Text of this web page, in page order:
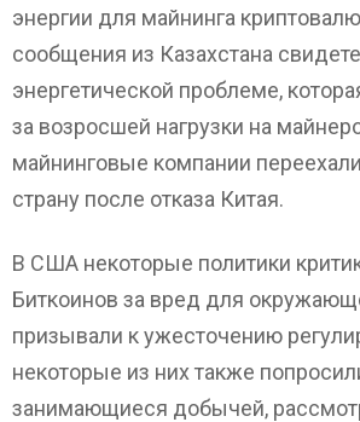
энергии для майнинга
сообщения из Казахстана
энергетической проблеме,
за возросшей нагрузки на
майнинговые компании
страну после отказа Китая.
В США некоторые политики
Биткоинов за вред для
призывали к ужесточению
некоторые из них также
занимающиеся добычей,